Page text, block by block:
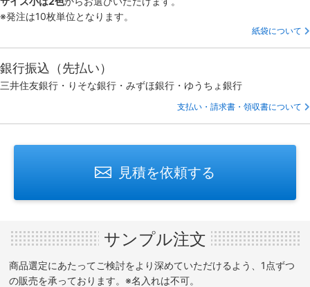
※発注は10枚単位となります。
紙袋について
銀行振込（先払い）
三井住友銀行・りそな銀行・みずほ銀行・ゆうちょ銀行
支払い・請求書・領収書について
見積を依頼する
サンプル注文
商品選定にあたってご検討をより深めていただけるよう、1点ずつ
の販売を承っております。※名入れは不可。